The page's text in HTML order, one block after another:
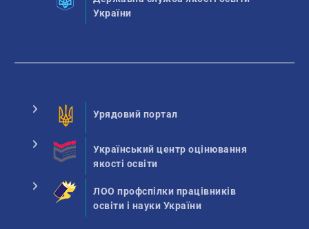
України
Урядовий портал
Український центр оцінювання
якості освіти
ЛОО профспілки працівників
освіти і науки України